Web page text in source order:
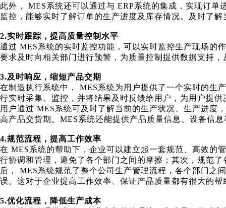
此外，
MES系统还可以通过与 ERP系统的集成，实现订
监控，能够实时了解订单的生产进度及库存情况。及时了
2.实时跟踪，提高质量控制水平
通过 MES系统的实时监控功能，可以实时监控生产现场的
要求及时向相关部门进行预警，为质量控制提供数据支持
3.及时响应，缩短产品交期
在制造执行系统中，
MES系统为用户提供了一个实时的生
行实时采集、监控，并将结果及时反馈给用户，为用户提供
用户通过 MES系统可及时了解当前的生产状况、生产进度
高产品交货期。MES系统还能提供产品质量信息、设备信
4.规范流程，提高工作效率
在 MES系统的帮助下，企业可以建立起一套规范、高效的
行协调和管理，避免了各个部门之间的摩擦；其次，规范
后， MES系统规范了整个公司生产管理流程，各个部门之
误。这对于企业提高工作效率、保证产品质量都有很大的帮
5.优化流程，降低生产成本